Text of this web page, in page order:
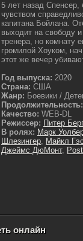
5 лет назад Спенсер,
чувством
капитана Бойлана.
выходит на свободу
тренера, но комнату
громилой Хоуком,
этот же вечер
Год выпуска: 2020
Страна: США
Жанр: Боевики /
Продолжительность:
Качество: WEB-DL
Режиссер: Питер
В ролях: Марк
Шлезингер, Майкл
Джеймс ДюМонт,
онлайн